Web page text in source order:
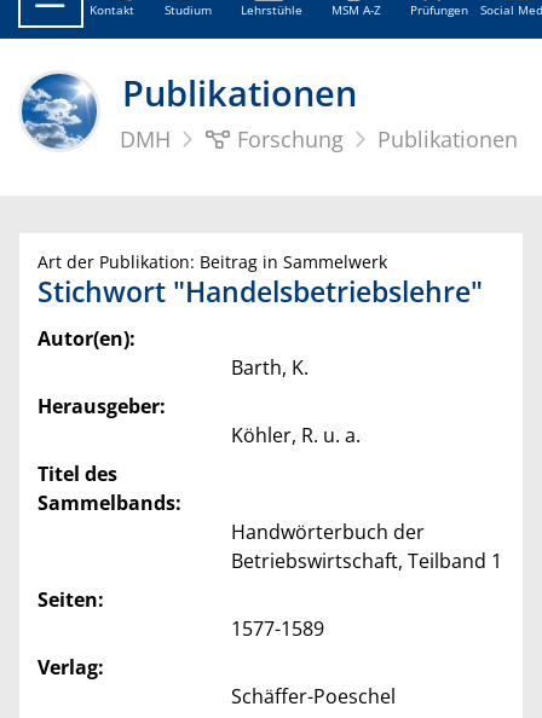
Kontakt Studium Lehrstühle MSM A-Z Prüfungen Social
Publikationen
DMH Forschung Publikationen
Art der Publikation: Beitrag in Sammelwerk
Stichwort "Handelsbetriebslehre"
Autor(en):
Barth, K.
Herausgeber:
Köhler, R. u. a.
Titel des
Sammelbands:
Handwörterbuch der
Betriebswirtschaft, Teilband 1
Seiten:
1577-1589
Verlag:
Schäffer-Poeschel